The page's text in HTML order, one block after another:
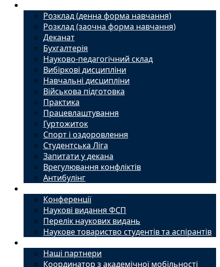
Розклад (денна форма навчання)
Розклад (заочна форма навчання)
Деканат
Бухгалтерія
Науково-педагогічний склад
Вибіркові дисципліни
Навчальні дисципліни
Військова підготовка
Практика
Працевлаштування
Гуртожиток
Спорт і оздоровлення
Студентська Ліга
Запитати у декана
Врегулювання конфліктів
Антибулінг
Конференції
Наукові видання ФСП
Перелік наукових видань
Наукове товариство студентів та аспірантів
Наші партнери
Координатор з академічної мобільності